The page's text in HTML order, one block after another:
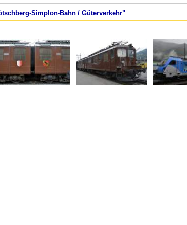
Simplon-Bahn / Güterverkehr"